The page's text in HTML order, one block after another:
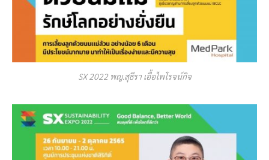
SX 2022 พญ.สุธีรา เอื้อไพโรจน์กิจ